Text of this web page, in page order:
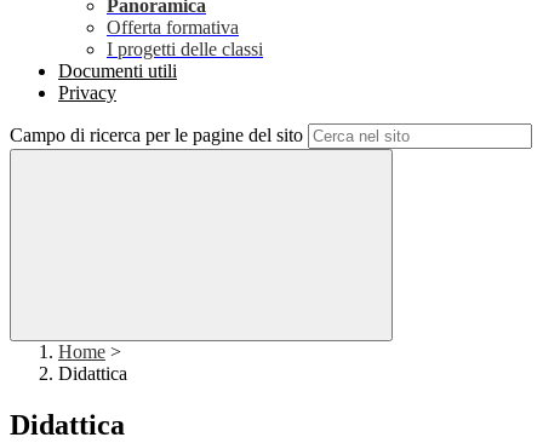
Panoramica
Offerta formativa
I progetti delle classi
Documenti utili
Privacy
Campo di ricerca per le pagine del sito
Home >
Didattica
Didattica